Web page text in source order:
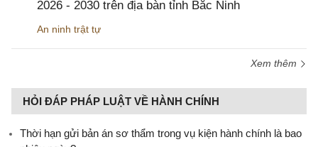
2026 - 2030 trên địa bàn tỉnh Bắc Ninh
An ninh trật tự
Xem thêm
HỎI ĐÁP PHÁP LUẬT VỀ HÀNH CHÍNH
Thời hạn gửi bản án sơ thẩm trong vụ kiện hành chính là bao